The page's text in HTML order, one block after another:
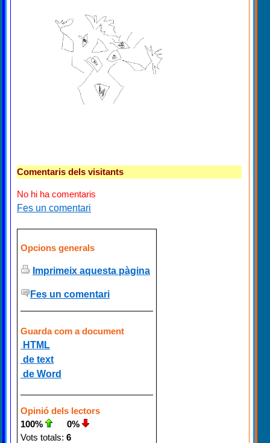
Comentaris dels visitants
No hi ha comentaris
Fes un comentari
Opcions generals
Imprimeix aquesta pàgina
Fes un comentari
Guarda com a document
HTML
de text
de Word
Opinió dels lectors
100%
0%
Vots totals: 6